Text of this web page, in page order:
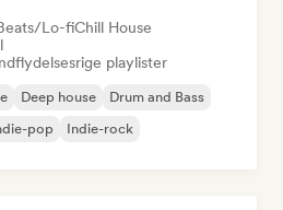
Lo-fiChill House
playlister
Deep house
Drum and Bass
pop Indie-rock